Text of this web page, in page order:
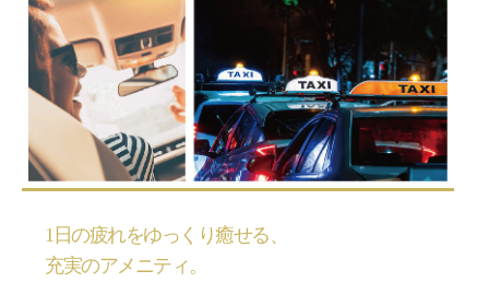
1日の疲れをゆっくり癒せる、
充実のアメニティ。